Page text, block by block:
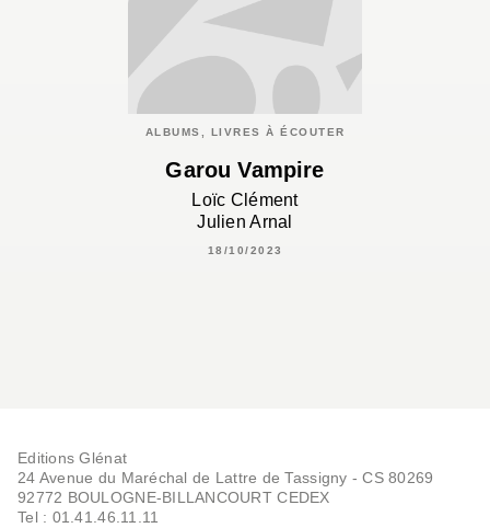
ALBUMS, LIVRES À ÉCOUTER
Garou Vampire
Loïc Clément
Julien Arnal
18/10/2023
Editions Glénat
24 Avenue du Maréchal de Lattre de Tassigny - CS 80269
92772 BOULOGNE-BILLANCOURT CEDEX
Tel : 01.41.46.11.11